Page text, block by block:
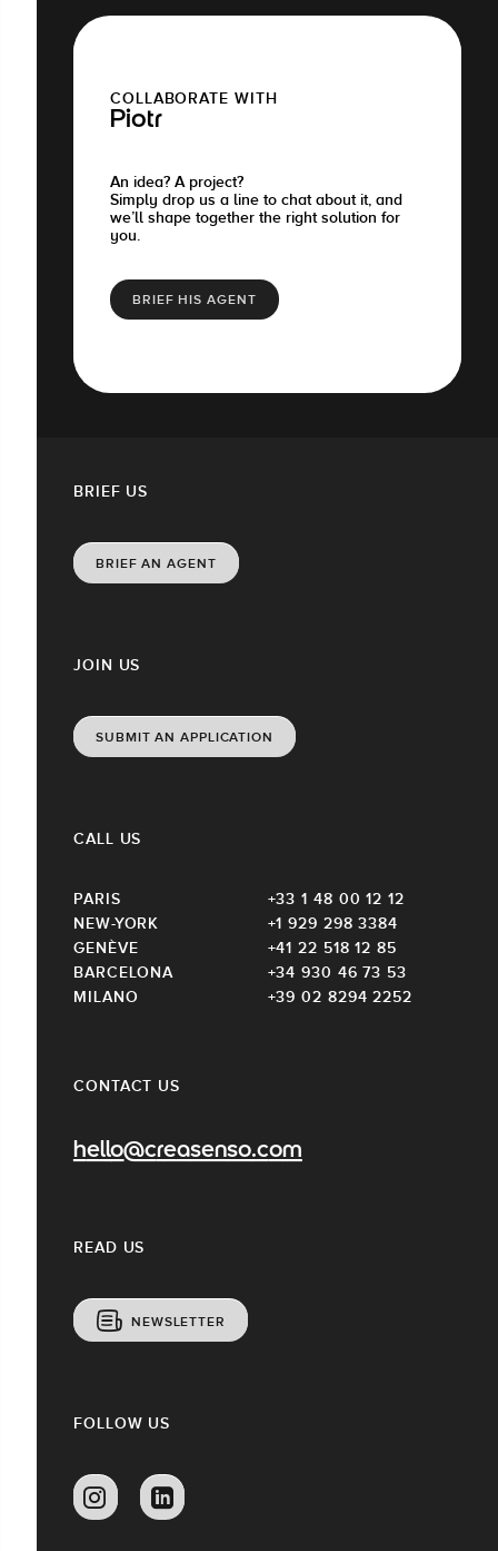
COLLABORATE WITH
Piotr
An idea? A project?
Simply drop us a line to chat about it, and
we’ll shape together the right solution for
you.
BRIEF HIS AGENT
CONTACT US
hello@creasenso.com
JOIN US
SUBMIT AN APPLICATION
READ US
NEWSLETTER
CALL US
PARIS
+33 1 48 00 12 12
NEW-YORK
+1 929 298 3384
GENÈVE
+41 22 518 12 85
BARCELONA
+34 930 46 73 53
MILANO
+39 02 8294 2252
BRIEF US
BRIEF AN AGENT
FOLLOW US